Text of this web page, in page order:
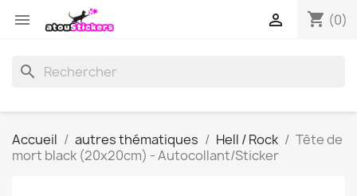
 shopping_cart (0)

search
Accueil autres thématiques Hell / Rock
Tête de
mort black (20x20cm) - Autocollant/Sticker